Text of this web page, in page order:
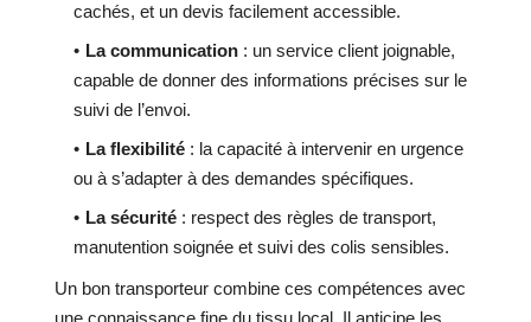
cachés, et un devis facilement accessible.
La communication : un service client joignable,
capable de donner des informations précises sur le
suivi de l’envoi.
La flexibilité : la capacité à intervenir en urgence
ou à s’adapter à des demandes spécifiques.
La sécurité : respect des règles de transport,
manutention soignée et suivi des colis sensibles.
Un bon transporteur combine ces compétences avec